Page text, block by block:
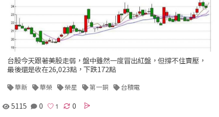
台股今天跟著美股走弱，盤中雖然一度冒出紅盤，但撐不住賣壓，
最後還是收在26,023點，下跌172點
華新 華榮 榮星 第一銅 台積電
5115 0 0